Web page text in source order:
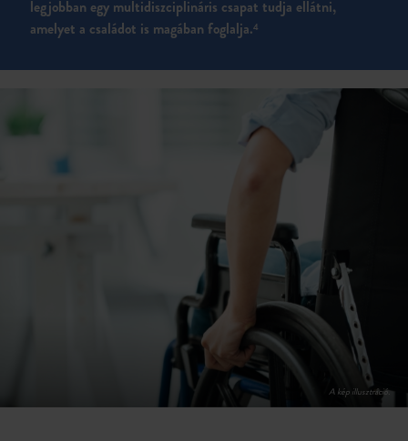
legjobban egy multidiszciplináris csapat tudja ellátni,
amelyet a családot is magában foglalja.4